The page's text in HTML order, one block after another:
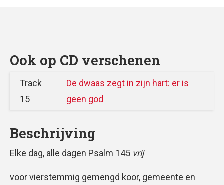
Ook op CD verschenen
Track
15
De dwaas zegt in zijn hart: er is
geen god
Beschrijving
Elke dag, alle dagen Psalm 145 vrij
voor vierstemmig gemengd koor, gemeente en